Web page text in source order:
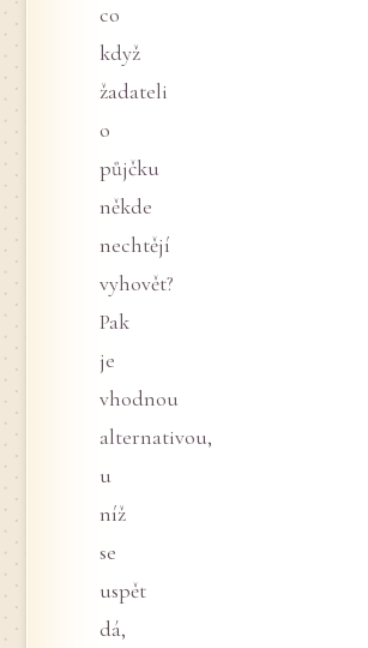
co
když
žadateli
o
půjčku
někde
nechtějí
vyhovět?
Pak
je
vhodnou
alternativou,
u
níž
se
uspět
dá,